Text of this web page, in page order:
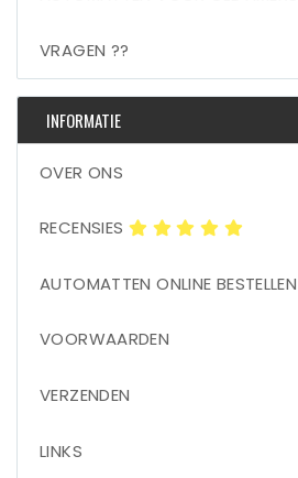
VRAGEN ??
INFORMATIE
OVER ONS
RECENSIES
AUTOMATTEN ONLINE BESTELLEN
VOORWAARDEN
VERZENDEN
LINKS